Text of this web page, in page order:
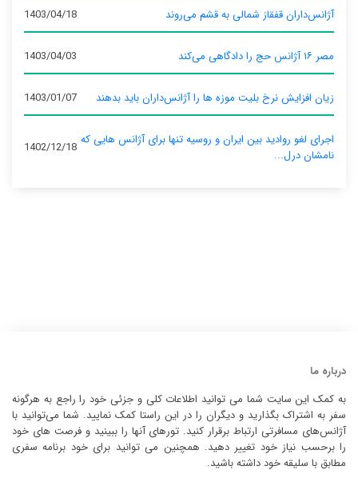
آژانس‌داران قفقاز شمالی به قشم می‌روند 1403/04/18
مصر ۱۶ آژانس حج را دادگاهی می‌کند 1403/04/03
زیان افزایش نرخ بلیت موزه ها را آژانس‌داران باید بدهند 1403/01/07
اجرای لغو روادید بین ایران و روسیه تنها برای آژانس‌ هایی که
نامشان درل...
1402/12/18
درباره ما
به کمک این سایت شما می توانید اطلاعات کلی و جزئی خود را راجع به هرگونه
سفر به اشتراک بگذارید و دیگران را در این راستا کمک نمایید. شما می‌توانید با
آژانس‌های مسافرتی ارتباط برقرار کنید. تورهای آنها را ببینید و فرصت های خود
را برحسب نیاز خود تغییر دهید. همچنین می توانید برای خود برنامه سفری
مطابق با سلیقه خود داشته باشید.